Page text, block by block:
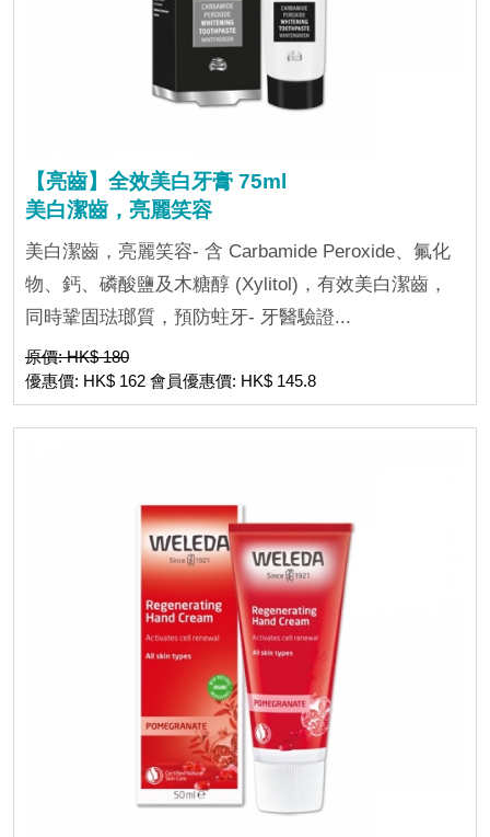
【亮齒】全效美白牙膏 75ml
美白潔齒，亮麗笑容
美白潔齒，亮麗笑容- 含 Carbamide Peroxide、氟化
物、鈣、磷酸鹽及木糖醇 (Xylitol)，有效美白潔齒，
同時鞏固琺瑯質，預防蛀牙- 牙醫驗證...
原價: HK$ 180
優惠價: HK$ 162 會員優惠價: HK$ 145.8